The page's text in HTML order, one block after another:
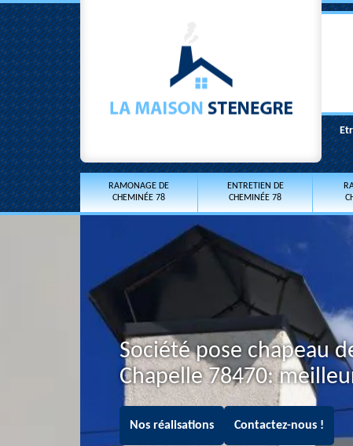
RAMONAGE DE
CHEMINÉE 78
ENTRETIEN DE
CHEMINÉE 78
Société pose chapeau
Chapelle 78470:
Nos réalisations Contactez-nous !